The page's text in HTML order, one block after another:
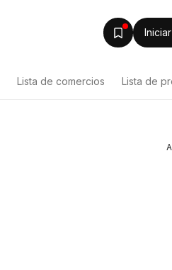
Lista de comercios Lista de